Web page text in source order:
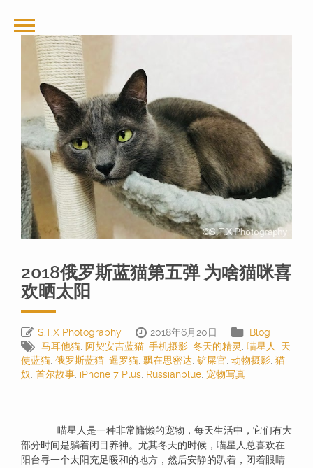
2018俄罗斯蓝猫第五弹 为啥猫咪喜
欢晒太阳
S.T.X Photography 2018年6月20日
Blog
马耳他猫, 阿契安吉蓝猫, 手机摄影, 冬天的精灵, 喵星人, 天
使蓝猫, 俄罗斯蓝猫, 暹罗猫, 飘在思密达, 铲屎官, 动物摄影, 猫
奴, 首尔故事, iPhone 7 Plus, Russianblue, 宠物写真
喵星人是一种非常慵懒的宠物，每天生活中，它们有大
部分时间是躺着闭目养神。尤其冬天的时候，喵星人总喜欢在
阳台寻一个太阳充足暖和的地方，然后安静的趴着，闭着眼睛